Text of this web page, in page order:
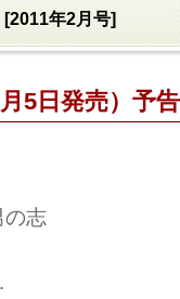
[2011年2月号]
5日発売）予告
の志